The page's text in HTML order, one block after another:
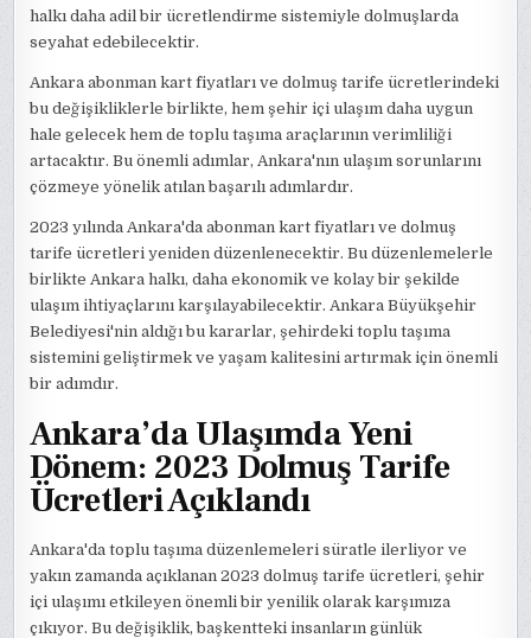
halkı daha adil bir ücretlendirme sistemiyle dolmuşlarda
seyahat edebilecektir.
Ankara abonman kart fiyatları ve dolmuş tarife ücretlerindeki
bu değişikliklerle birlikte, hem şehir içi ulaşım daha uygun
hale gelecek hem de toplu taşıma araçlarının verimliliği
artacaktır. Bu önemli adımlar, Ankara'nın ulaşım sorunlarını
çözmeye yönelik atılan başarılı adımlardır.
2023 yılında Ankara'da abonman kart fiyatları ve dolmuş
tarife ücretleri yeniden düzenlenecektir. Bu düzenlemelerle
birlikte Ankara halkı, daha ekonomik ve kolay bir şekilde
ulaşım ihtiyaçlarını karşılayabilecektir. Ankara Büyükşehir
Belediyesi'nin aldığı bu kararlar, şehirdeki toplu taşıma
sistemini geliştirmek ve yaşam kalitesini artırmak için önemli
bir adımdır.
Ankara’da Ulaşımda Yeni
Dönem: 2023 Dolmuş Tarife
Ücretleri Açıklandı
Ankara'da toplu taşıma düzenlemeleri süratle ilerliyor ve
yakın zamanda açıklanan 2023 dolmuş tarife ücretleri, şehir
içi ulaşımı etkileyen önemli bir yenilik olarak karşımıza
çıkıyor. Bu değişiklik, başkentteki insanların günlük